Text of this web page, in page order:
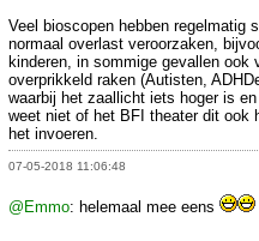
Veel bioscopen hebben regelmatig
normaal overlast veroorzaken,
kinderen, in sommige gevallen ook
overprikkeld raken (Autisten,
waarbij het zaallicht iets hoger is
weet niet of het BFI theater dit ook
het invoeren.
07-05-2018 11:06:48
@Emmo: helemaal mee eens